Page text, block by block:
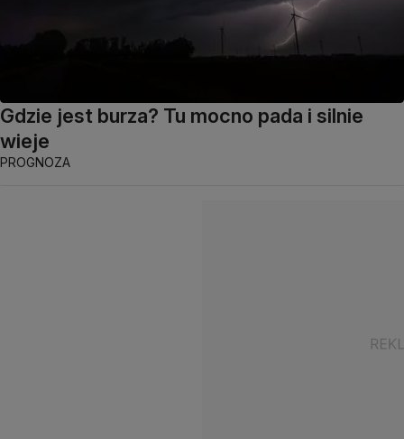
Gdzie jest burza? Tu mocno pada i silnie
wieje
PROGNOZA